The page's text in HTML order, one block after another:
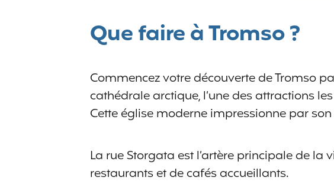
Que faire à Tromso ?
Commencez votre découverte de Tromso
cathédrale arctique, l’une des attractions
Cette église moderne impressionne par
La rue Storgata est l’artère principale de la
restaurants et de cafés accueillants.